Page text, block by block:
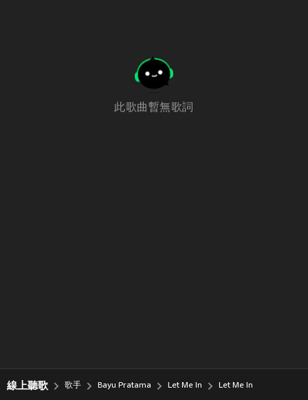
此歌曲暫無歌詞
線上聽歌 歌手 Bayu Pratama Let Me In Let Me In